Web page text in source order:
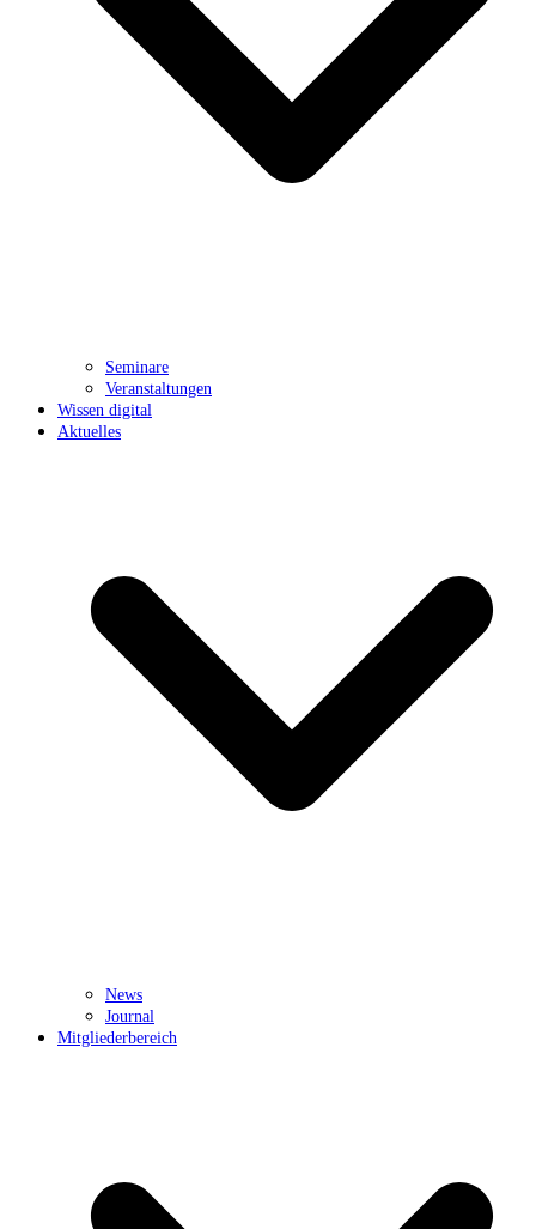
Seminare
Veranstaltungen
Wissen digital
Aktuelles
News
Journal
Mitgliederbereich